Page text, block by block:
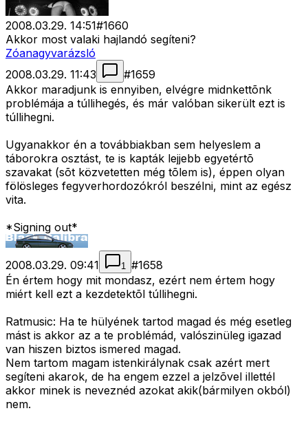
2008.03.29. 14:51#1660
Akkor most valaki hajlandó segíteni?
Zóanagyvarázsló
2008.03.29. 11:43
#1659
Akkor maradjunk is ennyiben, elvégre midnkettõnk
problémája a túllihegés, és már valóban sikerült ezt is
túllihegni.
Ugyanakkor én a továbbiakban sem helyeslem a
táborokra osztást, te is kapták lejjebb egyetértõ
szavakat (sõt közvetetten még tõlem is), éppen olyan
fölösleges fegyverhordozókról beszélni, mint az egész
vita.
*Signing out*
2008.03.29. 09:41 1 #1658
Én értem hogy mit mondasz, ezért nem értem hogy
miért kell ezt a kezdetektõl túllihegni.
Ratmusic: Ha te hülyének tartod magad és még esetleg
mást is akkor az a te problémád, valószinüleg igazad
van hiszen biztos ismered magad.
Nem tartom magam istenkirálynak csak azért mert
segíteni akarok, de ha engem ezzel a jelzõvel illettél
akkor minek is neveznéd azokat akik(bármilyen okból)
nem.